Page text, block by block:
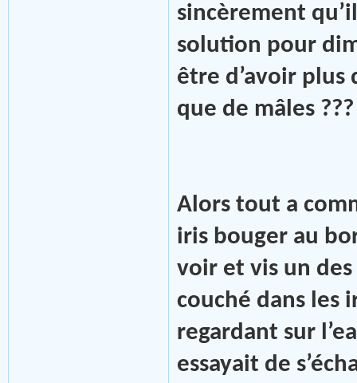
sincèrement
solution pour
être d’avoir plus
que de mâles ???
Alors tout a
iris bouger au
voir et vis un
couché dans les
regardant sur
essayait de